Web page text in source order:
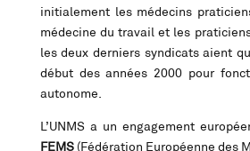
initialement les médecins
médecine du travail et les
les deux derniers syndicats aient
début des années 2000 pour
autonome.
L’UNMS a un engagement
FEMS (Fédération Européenne des